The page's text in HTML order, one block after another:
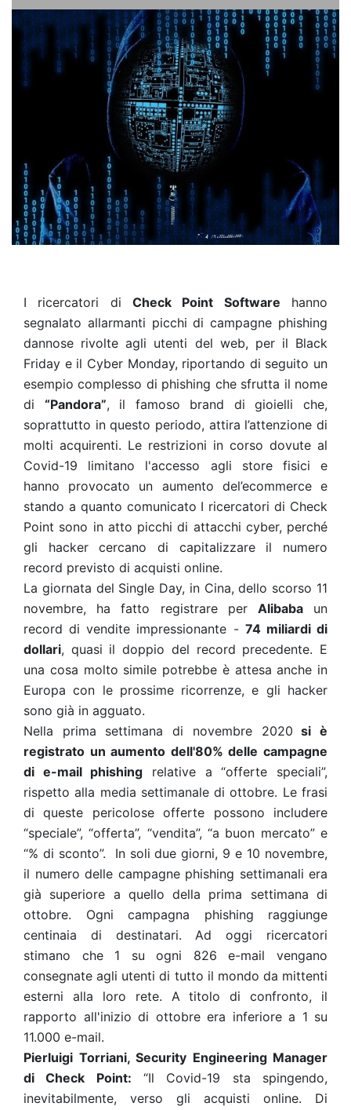
I ricercatori di Check Point Software hanno
segnalato allarmanti picchi di campagne phishing
dannose rivolte agli utenti del web, per il Black
Friday e il Cyber Monday, riportando di seguito un
esempio complesso di phishing che sfrutta il nome
di “Pandora”, il famoso brand di gioielli che,
soprattutto in questo periodo, attira l’attenzione di
molti acquirenti. Le restrizioni in corso dovute al
Covid-19 limitano l'accesso agli store fisici e
hanno provocato un aumento del’ecommerce e
stando a quanto comunicato I ricercatori di Check
Point sono in atto picchi di attacchi cyber, perché
gli hacker cercano di capitalizzare il numero
record previsto di acquisti online.
La giornata del Single Day, in Cina, dello scorso 11
novembre, ha fatto registrare per Alibabaun
record di vendite impressionante - 74 miliardi di
dollari, quasi il doppio del record precedente. E
una cosa molto simile potrebbe è attesa anche in
Europa con le prossime ricorrenze, e gli hacker
sono già in agguato.
Nella prima settimana di novembre 2020 si è
registrato un aumento dell'80% delle campagne
di e-mail phishing relative a “offerte speciali”,
rispetto alla media settimanale di ottobre. Le frasi
di queste pericolose offerte possono includere
“speciale”, “offerta”, “vendita”, “a buon mercato” e
“% di sconto”.
In soli due giorni, 9 e 10 novembre,
il numero delle campagne phishing settimanali era
già superiore a quello della prima settimana di
ottobre. Ogni campagna phishing raggiunge
centinaia di destinatari. Ad oggi ricercatori
stimano che 1 su ogni 826 e-mail vengano
consegnate agli utenti di tutto il mondo da mittenti
esterni alla loro rete. A titolo di confronto, il
rapporto all'inizio di ottobre era inferiore a 1 su
11.000 e-mail.
Pierluigi Torriani, Security Engineering Manager
di Check Point:
“Il Covid-19 sta spingendo,
inevitabilmente, verso gli acquisti online. Di